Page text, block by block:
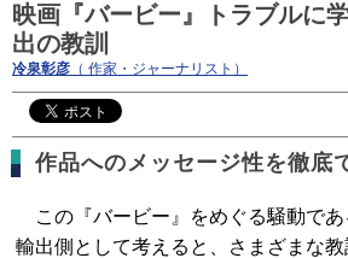
映画『バービー』トラブルに
出の教訓
冷泉彰彦 （ 作家・ジャーナリスト）
作品へのメッセージ性を徹底
この『バービー』をめぐる騒動で
輸出側として考えると、さまざまな